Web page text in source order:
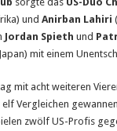
und Anirban Lahiri
Jordan Spieth und
mit einem
mit acht weiteren
Vergleichen
zwölf US-Profis